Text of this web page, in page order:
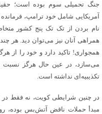
جنگ تحمیلی سوم بوده است؛
آمریکایی شامل خود ترامپ،
همراهی آنان نیز می‌توان دید. هر
همجواری! تاکید دارد و خود را از
می‌سازد، در عین حال هرگز نسبت
تکذیبیه‌ای نداشته است.
در چنین شرایطی کویت، نه فقط در
مبدأ حملات ناقض آتش‌بس بوده،